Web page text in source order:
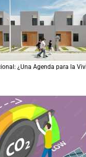
¿Una Agenda para la